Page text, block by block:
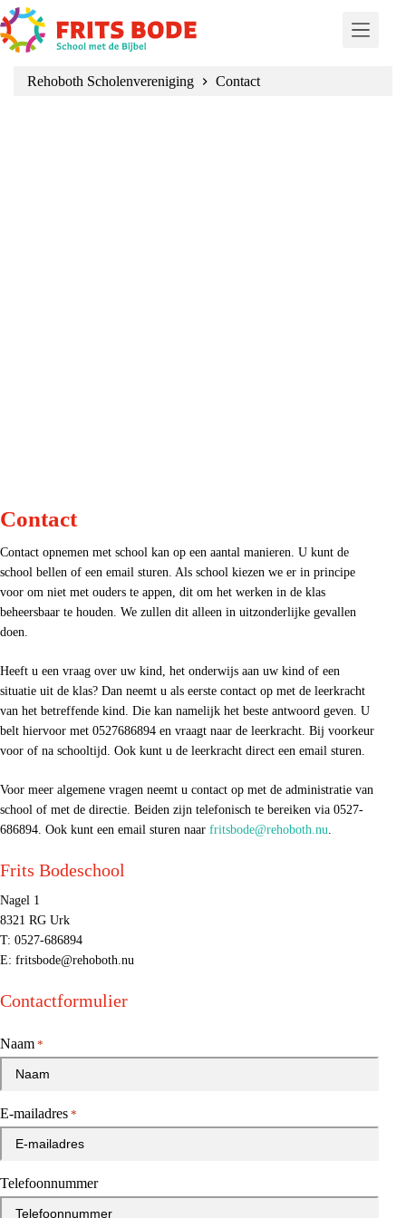
Ga
naar
de
inhoud
Rehoboth Scholenvereniging
Contact
Contact
Contact opnemen met school kan op een aantal manieren. U kunt de
school bellen of een email sturen. Als school kiezen we er in principe
voor om niet met ouders te appen, dit om het werken in de klas
beheersbaar te houden. We zullen dit alleen in uitzonderlijke gevallen
doen.
Heeft u een vraag over uw kind, het onderwijs aan uw kind of een
situatie uit de klas? Dan neemt u als eerste contact op met de leerkracht
van het betreffende kind. Die kan namelijk het beste antwoord geven. U
belt hiervoor met 0527686894 en vraagt naar de leerkracht. Bij voorkeur
voor of na schooltijd. Ook kunt u de leerkracht direct een email sturen.
Voor meer algemene vragen neemt u contact op met de administratie van
school of met de directie. Beiden zijn telefonisch te bereiken via 0527-
686894. Ook kunt een email sturen naar fritsbode@rehoboth.nu.
Frits Bodeschool
Nagel 1
8321 RG Urk
T: 0527-686894
E: fritsbode@rehoboth.nu
Contactformulier
Naam *
E-mailadres *
Telefoonnummer